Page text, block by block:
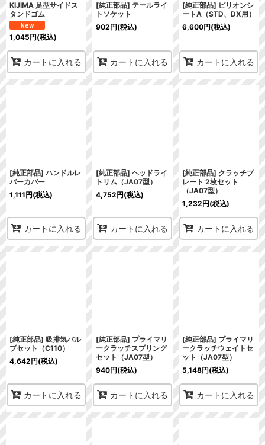
KIJIMA 足型サイドス
タンドゴム
1,045円(税込)
カートに入れる
[純正部品] テールライ
トソケット
902円(税込)
カートに入れる
[純正部品] ピリオンシ
ートA（STD、DX用）
6,600円(税込)
カートに入れる
[純正部品] ハンドルレ
バーカバー
1,111円(税込)
カートに入れる
[純正部品] ヘッドライ
トリム（JA07型）
4,752円(税込)
カートに入れる
[純正部品] クラッチプ
レート 2枚セット
（JA07型）
1,232円(税込)
カートに入れる
[純正部品] 吸排気バル
ブセット（C110）
4,642円(税込)
カートに入れる
[純正部品] プライマリ
ークラッチスプリング
セット（JA07型）
940円(税込)
カートに入れる
[純正部品] プライマリ
ークラッチウェイトセ
ット（JA07型）
5,148円(税込)
カートに入れる